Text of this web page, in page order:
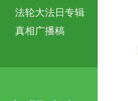
法轮大法日专辑
真相广播稿